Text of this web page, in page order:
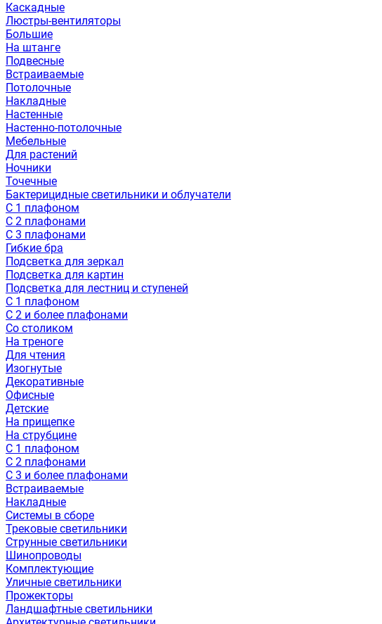
Каскадные
Люстры-вентиляторы
Большие
На штанге
Подвесные
Встраиваемые
Потолочные
Накладные
Настенные
Настенно-потолочные
Мебельные
Для растений
Ночники
Точечные
Бактерицидные светильники и облучатели
С 1 плафоном
С 2 плафонами
С 3 плафонами
Гибкие бра
Подсветка для зеркал
Подсветка для картин
Подсветка для лестниц и ступеней
С 1 плафоном
С 2 и более плафонами
Со столиком
На треноге
Для чтения
Изогнутые
Декоративные
Офисные
Детские
На прищепке
На струбцине
С 1 плафоном
С 2 плафонами
С 3 и более плафонами
Встраиваемые
Накладные
Системы в сборе
Трековые светильники
Струнные светильники
Шинопроводы
Комплектующие
Уличные светильники
Прожекторы
Ландшафтные светильники